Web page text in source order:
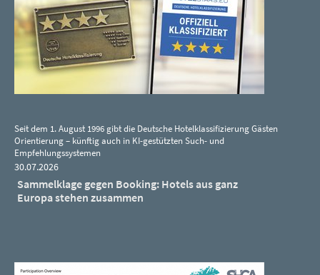
Seit dem 1. August 1996 gibt die Deutsche Hotelklassifizierung Gästen
Orientierung – künftig auch in KI-gestützten Such- und
Empfehlungssystemen
30.07.2026
Sammelklage gegen Booking: Hotels aus ganz
Europa stehen zusammen